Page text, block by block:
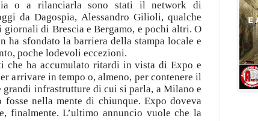
o a rilanciarla sono stati il network di
da Dagospia, Alessandro Gilioli, qualche
di Brescia e Bergamo, e pochi altri. O
ha sfondato la barriera della stampa locale e
poche lodevoli eccezioni.
che ha accumulato ritardi in vista di Expo e
arrivare in tempo o, almeno, per contenere il
grandi infrastrutture di cui si parla, a Milano e
nella mente di chiunque. Expo doveva
finalmente. L’ultimo annuncio vuole che la